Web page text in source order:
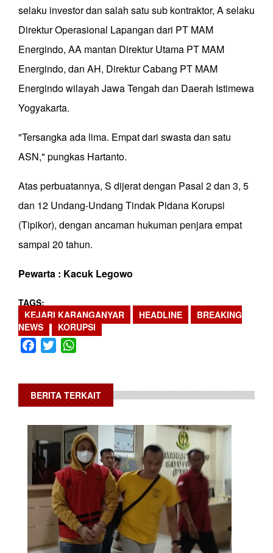
selaku investor dan salah satu sub kontraktor, A selaku
Direktur Operasional Lapangan dari PT MAM
Energindo, AA mantan Direktur Utama PT MAM
Energindo, dan AH, Direktur Cabang PT MAM
Energindo wilayah Jawa Tengah dan Daerah Istimewa
Yogyakarta.
"Tersangka ada lima. Empat dari swasta dan satu
ASN," pungkas Hartanto.
Atas perbuatannya, S dijerat dengan Pasal 2 dan 3, 5
dan 12 Undang-Undang Tindak Pidana Korupsi
(Tipikor), dengan ancaman hukuman penjara empat
sampai 20 tahun.
Pewarta : Kacuk Legowo
TAGS
KEJARI KARANGANYAR
HEADLINE
BREAKING
NEWS
KORUPSI
Facebook
Twitter
BERITA TERKAIT